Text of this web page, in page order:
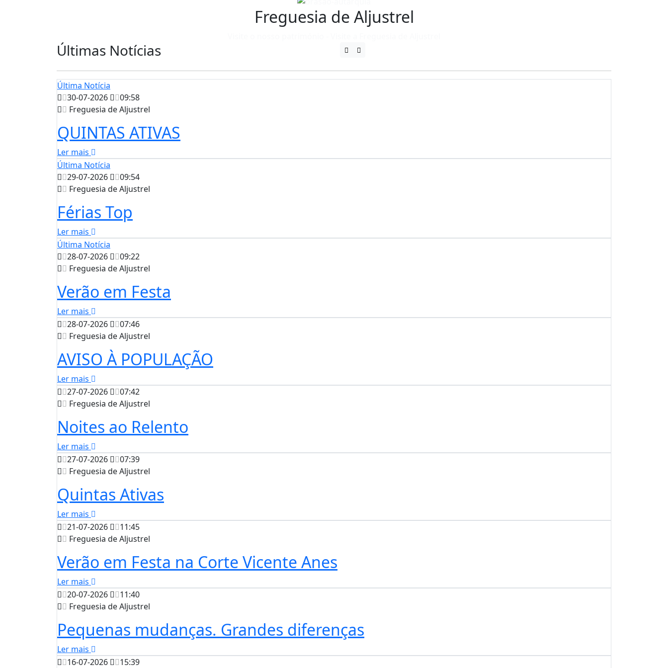
Freguesia de Aljustrel
Últimas Notícias
Última Notícia
30-07-2026
09:58
Freguesia de Aljustrel
QUINTAS ATIVAS
Ler mais
Última Notícia
29-07-2026
09:54
Freguesia de Aljustrel
Férias Top
Ler mais
Última Notícia
28-07-2026
09:22
Freguesia de Aljustrel
Verão em Festa
Ler mais
28-07-2026
07:46
Freguesia de Aljustrel
AVISO À POPULAÇÃO
Ler mais
27-07-2026
07:42
Freguesia de Aljustrel
Noites ao Relento
Ler mais
27-07-2026
07:39
Freguesia de Aljustrel
Quintas Ativas
Ler mais
21-07-2026
11:45
Freguesia de Aljustrel
Verão em Festa na Corte Vicente Anes
Ler mais
20-07-2026
11:40
Freguesia de Aljustrel
Pequenas mudanças. Grandes diferenças
Ler mais
16-07-2026
15:39